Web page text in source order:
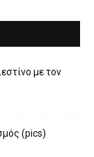
με τον
(pics)